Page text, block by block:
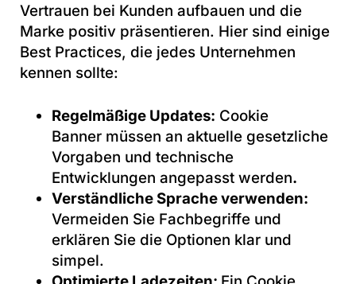
Vertrauen bei Kunden aufbauen und die
Marke positiv präsentieren. Hier sind einige
Best Practices, die jedes Unternehmen
kennen sollte:
Regelmäßige Updates: Cookie
Banner müssen an aktuelle gesetzliche
Vorgaben und technische
Entwicklungen angepasst werden.
Verständliche Sprache verwenden:
Vermeiden Sie Fachbegriffe und
erklären Sie die Optionen klar und
simpel.